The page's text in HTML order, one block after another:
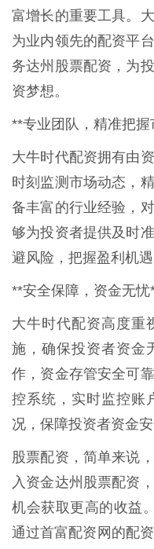
富增长的重要工具。
为业内领先的配资平
务达州股票配资，为
资梦想。
**专业团队，精准把握
大牛时代配资拥有由
时刻监测市场动态，
备丰富的行业经验，
够为投资者提供及时
避风险，把握盈利机遇
**安全保障，资金无忧
大牛时代配资高度重
施，确保投资者资金
作，资金存管安全可
控系统，实时监控账
况，保障投资者资金安
股票配资，简单来说
入资金达州股票配资
机会获取更高的收益
通过首富配资网的配